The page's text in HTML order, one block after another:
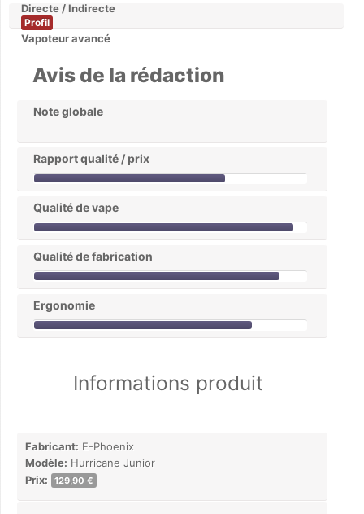
Directe / Indirecte
Profil
Vapoteur avancé
Avis de la rédaction
Note globale
Rapport qualité / prix
Qualité de vape
Qualité de fabrication
Ergonomie
Informations produit
Fabricant: E-Phoenix
Modèle: Hurricane Junior
Prix:
129,90 €